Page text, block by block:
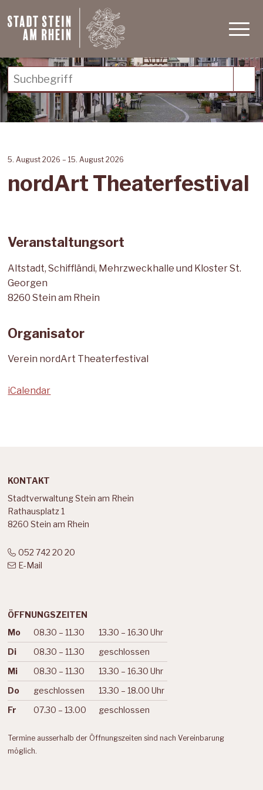
Navigieren in Stein am
Schnellnavigation
Suchbegriff
nordArt Theaterfestival
5. August 2026 – 15. August 2026
Veranstaltungsort
Altstadt, Schiffländi, Mehrzweckhalle und Kloster St.
Georgen
8260 Stein am Rhein
Organisator
Verein nordArt Theaterfestival
iCalendar
KONTAKT
Stadtverwaltung Stein am Rhein
Rathausplatz 1
8260 Stein am Rhein
052 742 20 20
E-Mail
ÖFFNUNGSZEITEN
Wochentag Vormittag Nachmittag
Mo 08.30 – 11.30
13.30 – 16.30 Uhr
Di
08.30 – 11.30
geschlossen
Mi
08.30 – 11.30
13.30 – 16.30 Uhr
Do
geschlossen
13.30 – 18.00 Uhr
Fr
07.30 – 13.00 geschlossen
Termine ausserhalb der Öffnungszeiten sind nach Vereinbarung
möglich.